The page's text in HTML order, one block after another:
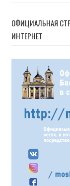
ОФИЦИАЛЬНАЯ
ИНТЕРНЕТ